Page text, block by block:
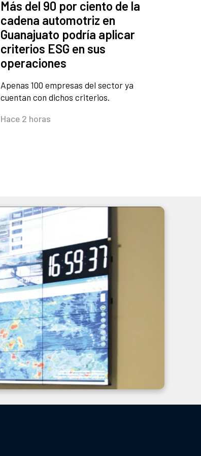
Más del 90 por ciento de la
cadena automotriz en
Guanajuato podría aplicar
criterios ESG en sus
operaciones
Apenas 100 empresas del sector ya
cuentan con dichos criterios.
Hace 2 horas